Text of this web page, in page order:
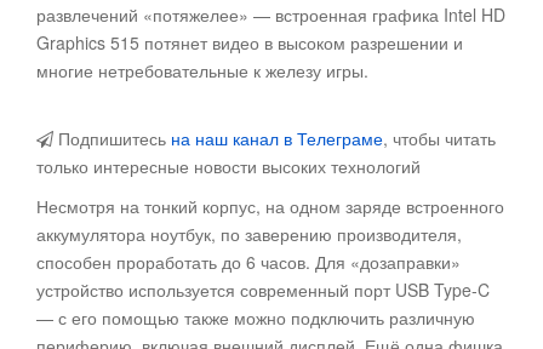
развлечений «потяжелее» — встроенная графика Intel HD
Graphics 515 потянет видео в высоком разрешении и
многие нетребовательные к железу игры.
Подпишитесь на наш канал в Телеграме, чтобы читать
только интересные новости высоких технологий
Несмотря на тонкий корпус, на одном заряде встроенного
аккумулятора ноутбук, по заверению производителя,
способен проработать до 6 часов. Для «дозаправки»
устройство используется современный порт USB Type-C
— с его помощью также можно подключить различную